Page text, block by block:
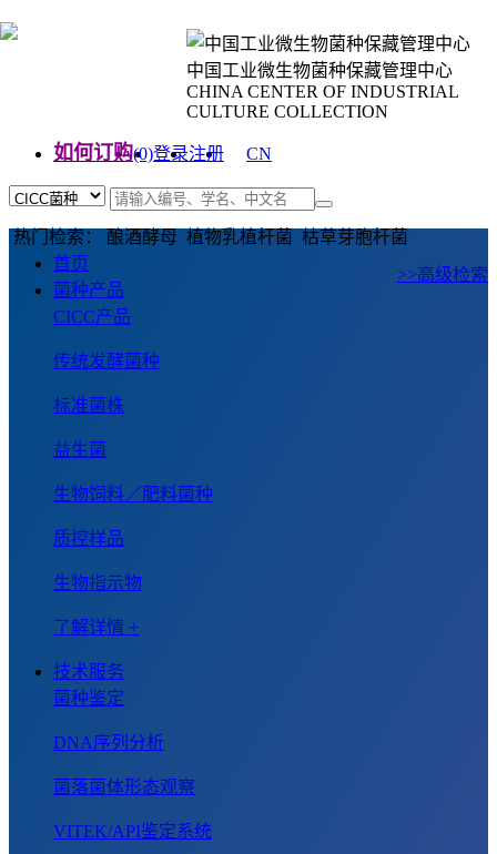
中国工业微生物菌种保藏管理中心
CHINA CENTER OF INDUSTRIAL
CULTURE COLLECTION
如何订购(0)登录注册
CN
热门检索： 酿酒酵母 植物乳植杆菌 枯草芽胞杆菌
>>高级检索
首页
菌种产品
CICC产品
传统发酵菌种
标准菌株
益生菌
生物饲料／肥料菌种
质控样品
生物指示物
了解详情 +
技术服务
菌种鉴定
DNA序列分析
菌落菌体形态观察
VITEK/API鉴定系统